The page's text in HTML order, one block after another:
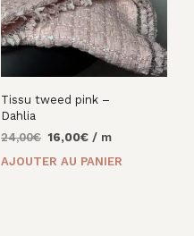
Tissu tweed pink –
Dahlia
24,00€ Le
16,00€Le/ m
AJOUTER AU PANIER